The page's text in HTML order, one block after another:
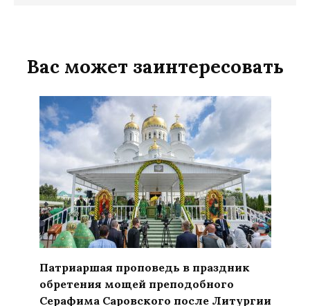
Вас может заинтересовать
Патриаршая проповедь в праздник
обретения мощей преподобного
Серафима Саровского после Литургии